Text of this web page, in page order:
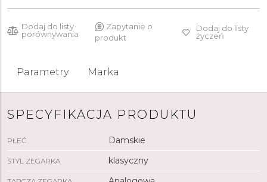
Dodaj do listy
porównywania
Zapytanie o
produkt
Dodaj do listy
życzeń
Parametry Marka
SPECYFIKACJA PRODUKTU
PŁEĆ Damskie
STYL ZEGARKA klasyczny